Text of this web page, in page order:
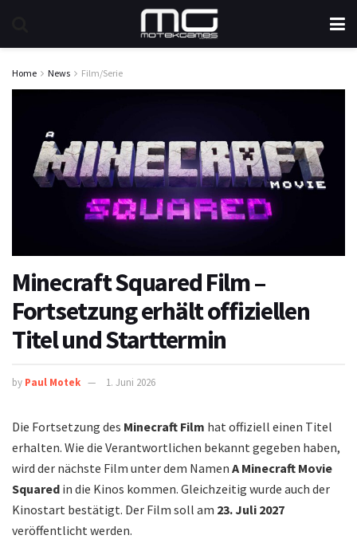
Home News Film/Serie
Minecraft Squared Film –
Fortsetzung erhält offiziellen
Titel und Starttermin
by Paul Motek 1. Juni 2026
Die Fortsetzung des Minecraft Film hat offiziell einen Titel
erhalten. Wie die Verantwortlichen bekannt gegeben haben,
wird der nächste Film unter dem Namen A Minecraft Movie
Squared in die Kinos kommen. Gleichzeitig wurde auch der
Kinostart bestätigt. Der Film soll am 23. Juli 2027
veröffentlicht werden.